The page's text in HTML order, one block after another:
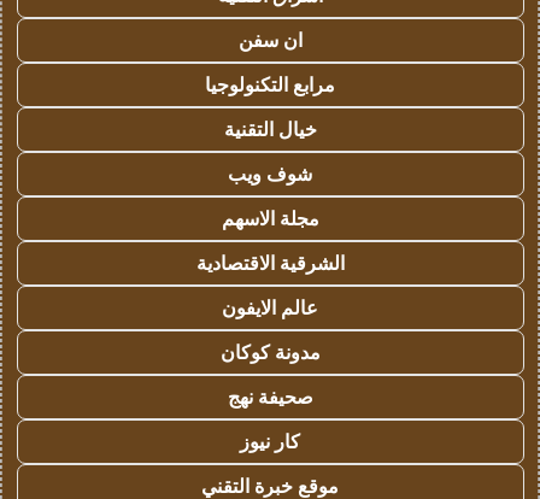
ان سفن
مرابع التكنولوجيا
خيال التقنية
شوف ويب
مجلة الاسهم
الشرقية الاقتصادية
عالم الايفون
مدونة كوكان
صحيفة نهج
كار نيوز
موقع خبرة التقني